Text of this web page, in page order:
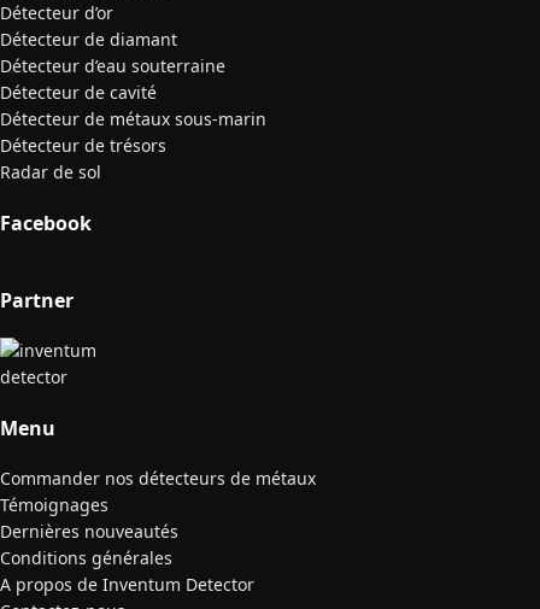
Détecteur d’or
Détecteur de diamant
Détecteur d’eau souterraine
Détecteur de cavité
Détecteur de métaux sous-marin
Détecteur de trésors
Radar de sol
Facebook
Partner
Menu
Commander nos détecteurs de métaux
Témoignages
Dernières nouveautés
Conditions générales
A propos de Inventum Detector